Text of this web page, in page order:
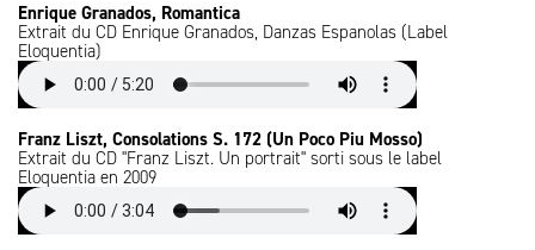
Enrique Granados, Romantica
Extrait du CD Enrique Granados, Danzas Espanolas (Label
Eloquentia)
Franz Liszt, Consolations S. 172 (Un Poco Piu Mosso)
Extrait du CD "Franz Liszt. Un portrait" sorti sous le label
Eloquentia en 2009